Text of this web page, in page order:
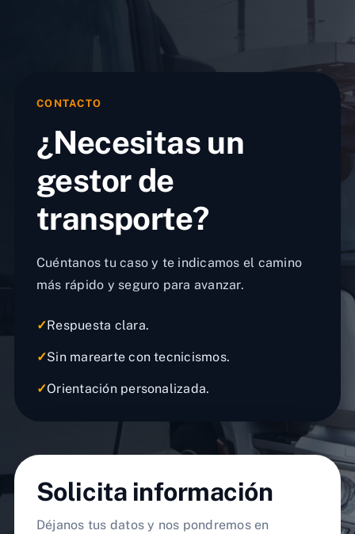
CONTACTO
¿Necesitas un
gestor de
transporte?
Cuéntanos tu caso y te indicamos el camino
más rápido y seguro para avanzar.
✓Respuesta clara.
✓Sin marearte con tecnicismos.
✓Orientación personalizada.
Solicita información
Déjanos tus datos y nos pondremos en